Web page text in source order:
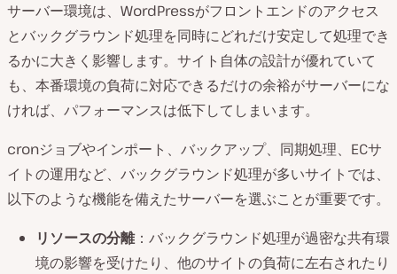
サーバー環境は、WordPressがフロントエンドのアクセス
とバックグラウンド処理を同時にどれだけ安定して処理でき
るかに大きく影響します。サイト自体の設計が優れていて
も、本番環境の負荷に対応できるだけの余裕がサーバーにな
ければ、パフォーマンスは低下してしまいます。
cronジョブやインポート、バックアップ、同期処理、ECサ
イトの運用など、バックグラウンド処理が多いサイトでは、
以下のような機能を備えたサーバーを選ぶことが重要です。
リソースの分離：バックグラウンド処理が過密な共有環
境の影響を受けたり、他のサイトの負荷に左右されたり